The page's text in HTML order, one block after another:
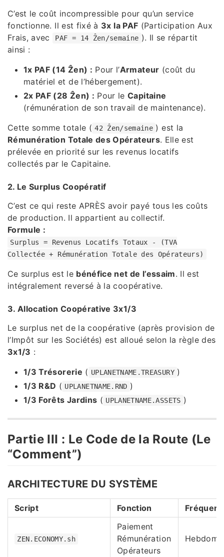
C’est le coût incompressible pour qu’un service
fonctionne. Il est fixé à 3x la PAF (Participation Aux
Frais, avec
PAF = 14 Ẑen/semaine ). Il se répartit
ainsi :
1x PAF (14 Ẑen) : Pour l’Armateur (coût du
matériel et de l’hébergement).
2x PAF (28 Ẑen) : Pour leCapitaine
(rémunération de son travail de maintenance).
Cette somme totale ( 42 Ẑen/semaine ) est la
Rémunération Totale des Opérateurs. Elle est
prélevée en priorité sur les revenus locatifs
collectés par le Capitaine.
2. Le Surplus Coopératif
C’est ce qui reste APRÈS avoir payé tous les coûts
de production. Il appartient au collectif.
Formule :
Surplus = Revenus Locatifs Totaux - (TVA
Collectée + Rémunération Totale des Opérateurs)
Ce surplus est le bénéfice net de l’essaim. Il est
intégralement reversé à la coopérative.
3. Allocation Coopérative 3x1/3
Le surplus net de la coopérative (après provision de
l’Impôt sur les Sociétés) est alloué selon la règle des
3x1/3 :
1/3 Trésorerie ( UPLANETNAME.TREASURY )
1/3 R&D ( UPLANETNAME.RND )
1/3 Forêts Jardins ( UPLANETNAME.ASSETS )
Partie III : Le Code de la Route (Le
“Comment”)
ARCHITECTURE DU SYSTÈME
Script Fonction
ZEN.ECONOMY.sh
Paiement
Rémunération
Opérateurs